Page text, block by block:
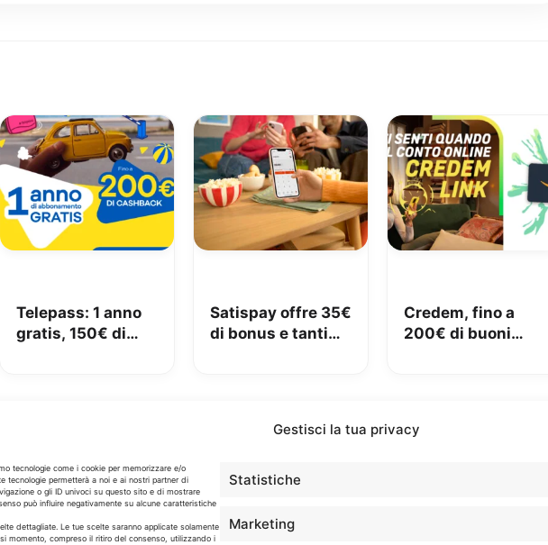
Gestisci la tua privacy
tecnologie come i cookie per memorizzare e/o
tecnologie permetterà a noi e ai nostri partner di
o gli ID univoci su questo sito e di mostrare
può influire negativamente su alcune caratteristiche
dettagliate. Le tue scelte saranno applicate solamente
momento, compreso il ritiro del consenso, utilizzando i
Statistiche
Marketing
Telepass: 1 anno
gratis, 150€ di
Satispay offre 35€
di bonus e tanti
Credem, fino a
200€ di buoni
proprietari. Le
verifica
Info
In qualità di Affiliato Amazon ed eBay, Tariffando riceve
un guadagno dagli acquisti idonei.